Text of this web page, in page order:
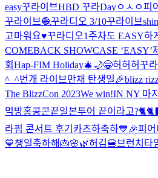
easy꾸라이브HBD 꾸라Dayㅇㅅㅇ피
꾸라이브🧶꾸라디오 3/10꾸라이브
고마워요♥️꾸라디오1주차도 EASY하
COMEBACK SHOWCASE ‘EASY’
회 Hap-FIM Holiday🎄🌙😁허허허꾸
^_^번개 라이브만채 탄생일🎉blizz
The BlizzCon 2023We win!IN NY 마
먹방홍콩콘끝일본투어 끝이라고
라핌 콘서트 후기 카즈하축하💙🎉피어
💙챙일축하해🎂🌸🌿허김🍔브런치타